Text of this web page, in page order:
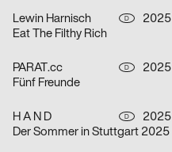
Lewin Harnisch D
2025
Eat The Filthy Rich
PARAT.cc D
2025
Fünf Freunde
H A N D D
2025
Der Sommer in Stuttgart 2025